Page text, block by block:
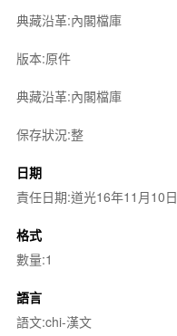
典藏沿革:內閣檔庫
版本:原件
典藏沿革:內閣檔庫
保存狀況:整
日期
責任日期:道光16年11月10日
格式
數量:1
語言
語文:chi-漢文